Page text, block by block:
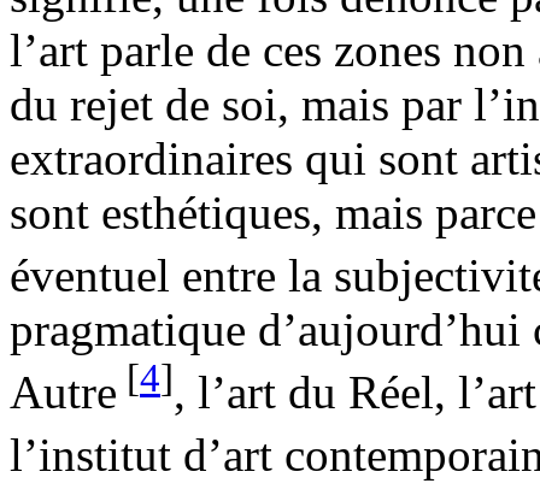
l’art parle de ces zones
du rejet de soi, mais par
extraordinaires qui sont
sont esthétiques, mais
éventuel entre la
pragmatique d’aujourd’hui
Autre [4], l’art du Réel,
l’institut d’art